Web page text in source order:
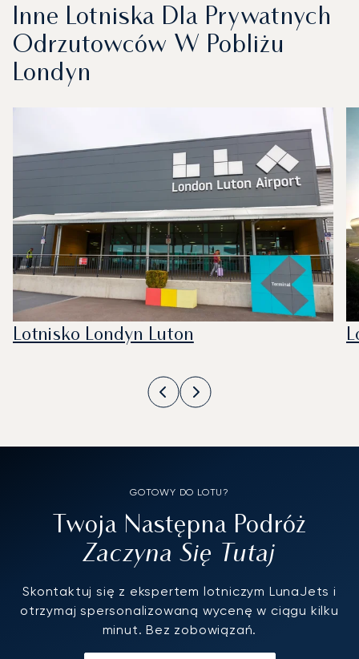
Inne Lotniska Dla Prywatnych
Odrzutowców W Pobliżu
Londyn
Lotnisko Londyn Luton
GOTOWY DO LOTU?
Twoja Następna Podróż
Zaczyna Się Tutaj
Skontaktuj się z ekspertem lotniczym LunaJets i
otrzymaj spersonalizowaną wycenę w ciągu kilku
minut. Bez zobowiązań.